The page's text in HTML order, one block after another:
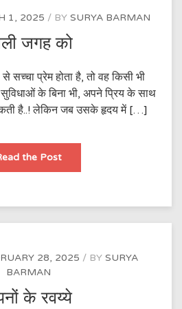
1, 2025 BY SURYA BARMAN
जगह को
सच्चा प्रेम होता है, तो वह किसी भी
के बिना भी, अपने प्रिय के साथ
है..! लेकिन जब उसके हृदय में […]
the Postखाली
को
28, 2025 BY SURYA
BARMAN
के रवय्ये